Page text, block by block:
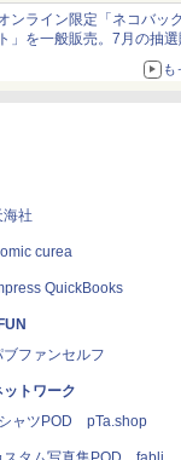
ンライン限定「ネコバッ
」を一般販売。7月の抽選
も
海社
curea
QuickBooks
ブファンセルフ
ットワーク
ャツPOD pTa.shop